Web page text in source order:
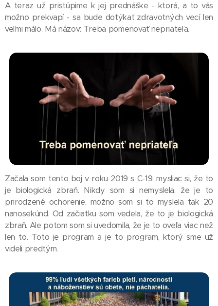
A teraz už pristúpime k jej prednáške - ktorá, a to vás
možno prekvapí - sa bude dotýkať zdravotných vecí len
veľmi málo. Má názov: Treba pomenovať nepriateľa.
Začala som tento boj v roku 2019 s C-19, mysliac si, že to
je biologická zbraň. Nikdy som si nemyslela, že je to
prirodzené ochorenie, možno som si to myslela tak 20
nanosekúnd. Od začiatku som vedela, že to je biologická
zbraň. Ale potom som si uvedomila, že je to oveľa viac než
len to. Toto je program a je to program, ktorý sme už
videli predtým.